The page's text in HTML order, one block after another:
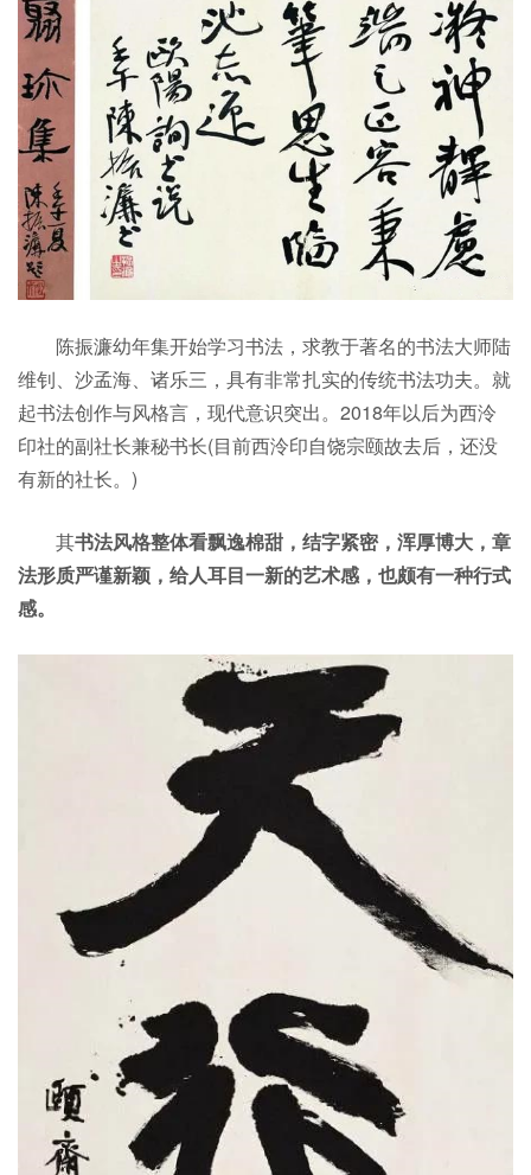
陈振濂幼年集开始学习书法，求教于著名的书法大师陆
维钊、沙孟海、诸乐三，具有非常扎实的传统书法功夫。就
起书法创作与风格言，现代意识突出。2018年以后为西泠
印社的副社长兼秘书长(目前西泠印自饶宗颐故去后，还没
有新的社长。)
其书法风格整体看飘逸棉甜，结字紧密，浑厚博大，章
法形质严谨新颖，给人耳目一新的艺术感，也颇有一种行式
感。